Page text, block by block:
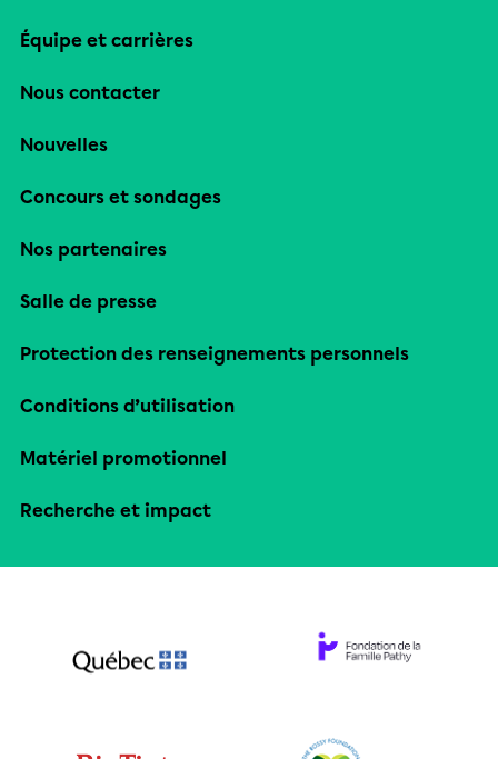
Équipe et carrières
Nous contacter
Nouvelles
Concours et sondages
Nos partenaires
Salle de presse
Protection des renseignements personnels
Conditions d’utilisation
Matériel promotionnel
Recherche et impact